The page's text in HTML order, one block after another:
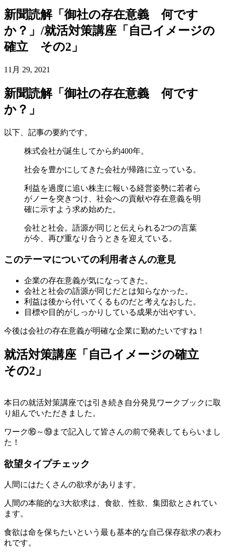
新聞読解「御社の存在意義 何です
か？」/就活対策講座「自己イメージの
確立 その2」
11月 29, 2021
新聞読解「御社の存在意義 何です
か？」
以下、記事の要約です。
株式会社が誕生してから約400年。
社会を豊かにしてきた会社が帰路に立っている。
利益を過度に追い株主に報いる経営姿勢に若者ら
がノーを突きつけ、社会への貢献や存在意義を明
確に示すよう求め始めた。
会社と社会。語源が同じと伝えられる2つの言葉
が今、再び重なり合うときを迎えている。
このテーマについての利用者さんの意見
企業の存在意義が気になってきた。
会社と社会の語源が同じだとは知らなかった。
利益は後から付いてくるものだと考えなおした。
目標や目的がしっかりしている成果が出やすい。
今後は会社の存在意義が明確な企業に勤めたいですね！
就活対策講座「自己イメージの確立
その2」
本日の就活対策講座では引き続き自分発見ワークブックに取
り組んでいただきました。
ワーク⑯～⑲まで記入して皆さんの前で発表してもらいまし
た！
欲望タイプチェック
人間にはたくさんの欲求があります。
人間の本能的な3大欲求は、食欲、性欲、集団欲とされてい
ます。
食欲は命を保ちたいという最も基本的な自己保存欲求の表わ
れです。